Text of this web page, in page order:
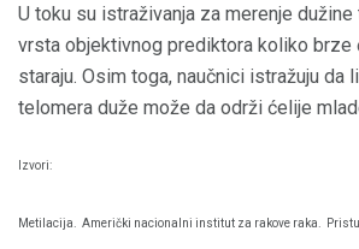
U toku su istraživanja za merenje
vrsta objektivnog prediktora koliko brze
staraju. Osim toga, naučnici istražuju da
telomera duže može da održi ćelije
Izvori:
Metilacija. Američki nacionalni institut za rakove raka.